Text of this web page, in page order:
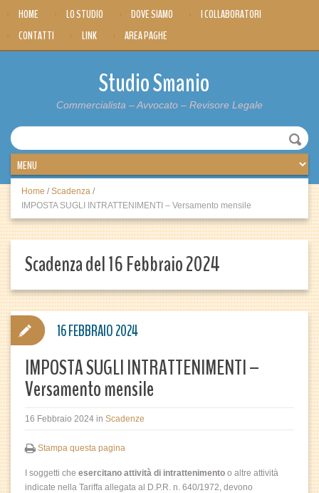
HOME LO STUDIO DOVE SIAMO
I COLLABORATORI
CONTATTI
LINK AREA PAGHE
Studio Smanio
Commercialista – Avvocato – Revisore Legale
Home / Scadenza /
IMPOSTA SUGLI INTRATTENIMENTI – Versamento mensile
Scadenza del 16 Febbraio 2024
IMPOSTA SUGLI INTRATTENIMENTI –
Versamento mensile
16 Febbraio 2024 in Scadenze
Stampa questa pagina
I soggetti che esercitano attività di intrattenimento o altre attività
indicate nella Tariffa allegata al D.P.R. n. 640/1972, devono
16 FEBBRAIO 2024